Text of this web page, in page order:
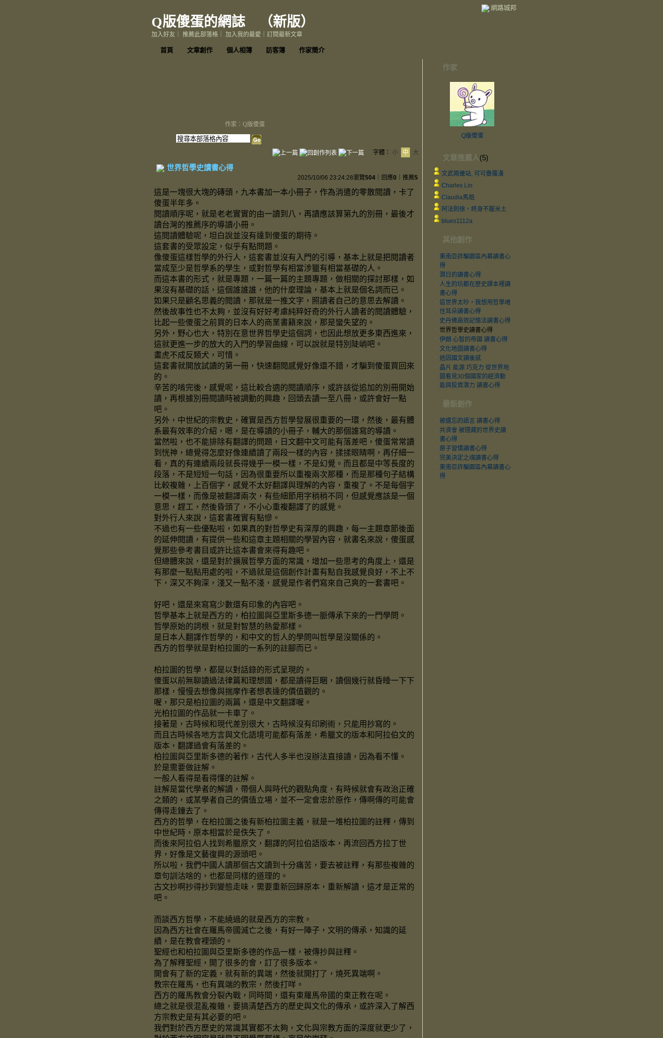
網路城邦
Q版傻蛋的網誌 （新版）
首頁 文章創作 個人相簿 訪客簿 作家簡介
加入好友 推薦此部落格 加入我的最愛 訂閱最新文章
作家：Q版傻蛋
作家
Q版傻蛋
文章推薦人(5)
文武兩邊站, 可可疊羅漢
Charles Lin
Claudia馬姐
阿法則徐，終身不履米土
blues1112a
其他創作
‧ 東南亞詐騙園區內幕讀書心
得
‧ 潤日的讀書心得
‧ 人生的坑都在歷史課本裡讀
書心得
‧ 這世界太吵，我想用哲學堵
住耳朵讀書心得
‧ 史丹佛高效記憶法讀書心得
‧ 世界哲學史讀書心得
‧ 伊朗 心智的帝國 讀書心得
‧ 文化地圖讀書心得
‧ 迷因國文讀後感
‧ 晶片 能源 巧克力 從世界地
圖看見30個國家的經濟動
能與投資潛力 讀書心得
最新創作
‧ 被遺忘的語言 讀書心得
‧ 共濟會 被隱藏的世界史讀
書心得
‧ 原子習慣讀書心得
‧ 完美決定之魂讀書心得
‧ 東南亞詐騙園區內幕讀書心
得
字體： 小 中 大
世界哲學史讀書心得
2025/10/06 23:24:28瀏覽504 ｜回應0 ｜推薦5
這是一塊很大塊的磚頭，九本書加一本小冊子，作為消遣的零散閱讀，卡了
傻蛋半年多。
閱讀順序呢，就是老老實實的由一讀到八，再讀應該算第九的別冊，最後才
讀台灣的推薦序的導讀小冊。
這閱讀體驗呢，坦白說並沒有達到傻蛋的期待。
這套書的受眾設定，似乎有點問題。
像傻蛋這樣哲學的外行人，這套書並沒有入門的引導，基本上就是把閱讀者
當成至少是哲學系的學生，或對哲學有相當涉獵有相當基礎的人。
而這本書的形式，就是專題，一篇一篇的主題專題，做相關的探討那樣，如
果沒有基礎的話，這個誰誰誰，他的什麼理論，基本上就是個名詞而已。
如果只是顧名思義的閱讀，那就是一推文字，照讀者自己的意思去解讀。
然後故事性也不太夠，並沒有好好考慮純粹好奇的外行人讀者的閱讀體驗，
比起一些傻蛋之前買的日本人的商業書籍來說，那是蠻失望的。
另外，野心也大，特別在意世界哲學史這個詞，也因此想放更多東西進來，
這就更進一步的放大的入門的學習曲線，可以說就是特別陡峭吧。
畫虎不成反類犬，可惜。
這套書就開放試讀的第一冊，快速翻閱感覺好像還不錯，才騙到傻蛋買回來
的。
辛苦的啃完後，感覺呢，這比較合適的閱讀順序，或許該從追加的別冊開始
讀，再根據別冊閱讀時被調動的興趣，回頭去讀一至八冊，或許會好一點
吧。
另外，中世紀的宗教史，確實是西方哲學發展很重要的一環，然後，最有體
系最有效率的介紹，嗯，是在導讀的小冊子，輔大的那個誰寫的導讀。
當然啦，也不能排除有翻譯的問題，日文翻中文可能有落差吧，傻蛋常常讀
到恍神，總覺得怎麼好像連續讀了兩段一樣的內容，揉揉眼睛啊，再仔細一
看，真的有連續兩段就長得幾乎一模一樣，不是幻覺。而且都是中等長度的
段落，不是短短一句話，因為很重要所以重複兩次那種，而是那種句子結構
比較複雜，上百個字，感覺不太好翻譯與理解的內容，重複了。不是每個字
一模一樣，而像是被翻譯兩次，有些細節用字稍稍不同，但感覺應該是一個
意思，趕工，然後昏頭了，不小心重複翻譯了的感覺。
對外行人來說，這套書確實有點慘。
不過也有一些優點啦，如果真的對哲學史有深厚的興趣，每一主題章節後面
的延伸閱讀，有提供一些和這章主題相關的學習內容，就書名來說，傻蛋感
覺那些參考書目或許比這本書會來得有趣吧。
但總體來說，還是對於擴展哲學方面的常識，增加一些思考的角度上，還是
有那麼一點點用處的啦，不過就是這個創作計畫有點自我感覺良好，不上不
下，深又不夠深，淺又一點不淺，感覺是作者們寫來自己爽的一套書吧。
好吧，還是來寫寫少數還有印象的內容吧。
哲學基本上就是西方的，柏拉圖與亞里斯多德一脈傳承下來的一門學問。
哲學原始的詞根，就是對智慧的熱愛那樣。
是日本人翻譯作哲學的，和中文的哲人的學問叫哲學是沒關係的。
西方的哲學就是對柏拉圖的一系列的註腳而已。
柏拉圖的哲學，都是以對話錄的形式呈現的。
傻蛋以前無聊讀過法律篇和理想國，都是讀得巨睏，讀個幾行就昏睡一下下
那樣，慢慢去想像與揣摩作者想表達的價值觀的。
喔，那只是柏拉圖的兩篇，還是中文翻譯喔。
光柏拉圖的作品就一卡車了。
接著是，古時候和現代差別很大，古時候沒有印刷術，只能用抄寫的。
而且古時候各地方言與文化語境可能都有落差，希臘文的版本和阿拉伯文的
版本，翻譯過會有落差的。
柏拉圖與亞里斯多德的著作，古代人多半也沒辦法直接讀，因為看不懂。
於是需要做註解。
一般人看得是看得懂的註解。
註解是當代學者的解讀，帶個人與時代的觀點角度，有時候就會有政治正確
之類的，或某學者自己的價值立場，並不一定會忠於原作，傳啊傳的可能會
傳得走鐘去了。
西方的哲學，在柏拉圖之後有新柏拉圖主義，就是一堆柏拉圖的註釋，傳到
中世紀時，原本相當於是佚失了。
而後來阿拉伯人找到希臘原文，翻譯的阿拉伯語版本，再流回西方拉丁世
界，好像是文藝復興的源頭吧。
所以啦，我們中國人讀那個古文讀到十分痛苦，要去被註釋，有那些複雜的
章句訓沽啥的，也都是同樣的道理的。
古文抄啊抄得抄到變態走味，需要重新回歸原本，重新解讀，這才是正常的
吧。
而談西方哲學，不能繞過的就是西方的宗教。
因為西方社會在羅馬帝國滅亡之後，有好一陣子，文明的傳承，知識的延
續，是在教會裡頭的。
聖經也和柏拉圖與亞里斯多德的作品一樣，被傳抄與註釋。
為了解釋聖經，開了很多的會，訂了很多版本。
開會有了新的定義，就有新的異端，然後就開打了，燒死異端啊。
教宗在羅馬，也有異端的教宗，然後打咩。
西方的羅馬教會分裂內戰，同時間，還有東羅馬帝國的東正教在呢。
總之就是很混亂複雜，要搞清楚西方的歷史與文化的傳承，或許深入了解西
方宗教史是有其必要的吧。
我們對於西方歷史的常識其實都不太夠，文化與宗教方面的深度就更少了，